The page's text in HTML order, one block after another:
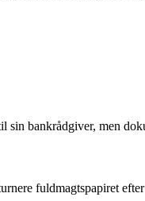
bankrådgiver, men
fuldmagtspapiret